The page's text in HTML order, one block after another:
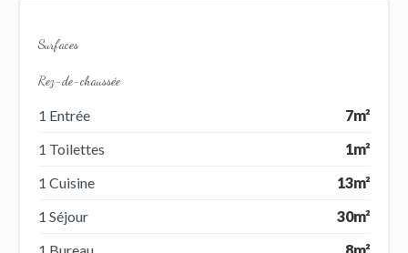
Surfaces
Rez-de-chaussée
1 Entrée
7m²
1 Toilettes
1m²
1 Cuisine
13m²
1 Séjour
30m²
1 Bureau
8m²